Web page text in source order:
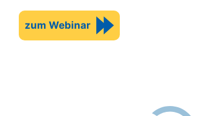
zum Webinar